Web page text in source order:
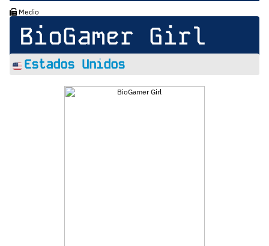
Medio
BioGamer Girl
Estados Unidos